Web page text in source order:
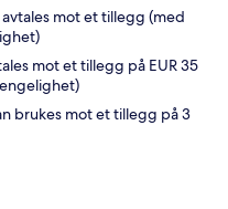
avtales mot et tillegg (med
mot et tillegg på EUR 35
brukes mot et tillegg på 3